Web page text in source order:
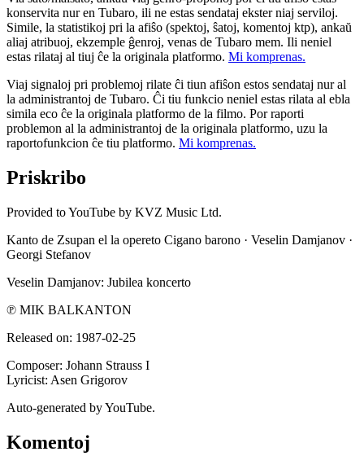
konservita nur en Tubaro, ili ne estas sendataj ekster niaj serviloj.
Simile, la statistikoj pri la afiŝo (spektoj, ŝatoj, komentoj ktp), ankaŭ
aliaj atribuoj, ekzemple ĝenroj, venas de Tubaro mem. Ili neniel
estas rilataj al tiuj ĉe la originala platformo. Mi komprenas.
Viaj signaloj pri problemoj rilate ĉi tiun afiŝon estos sendataj nur al
la administrantoj de Tubaro. Ĉi tiu funkcio neniel estas rilata al ebla
simila eco ĉe la originala platformo de la filmo. Por raporti
problemon al la administrantoj de la originala platformo, uzu la
raportofunkcion ĉe tiu platformo. Mi komprenas.
Priskribo
Provided to YouTube by KVZ Music Ltd.
Kanto de Zsupan el la opereto Cigano barono · Veselin Damjanov ·
Georgi Stefanov
Veselin Damjanov: Jubilea koncerto
℗ MIK BALKANTON
Released on: 1987-02-25
Composer: Johann Strauss I
Lyricist: Asen Grigorov
Auto-generated by YouTube.
Komentoj